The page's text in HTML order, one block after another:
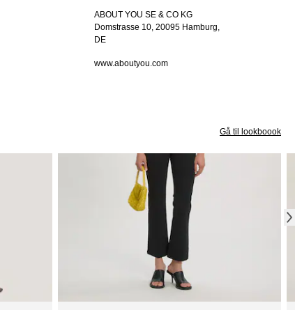
ABOUT YOU SE & CO KG
Domstrasse 10, 20095 Hamburg,
DE
www.aboutyou.com
Gå til lookboook